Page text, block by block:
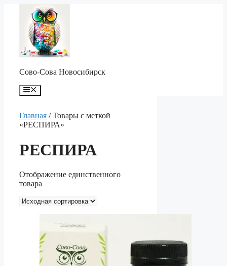
содержимому
Сово-Сова Новосибирск
Меню
Главная / Товары с меткой
«РЕСПИРА»
РЕСПИРА
Отображение единственного
товара